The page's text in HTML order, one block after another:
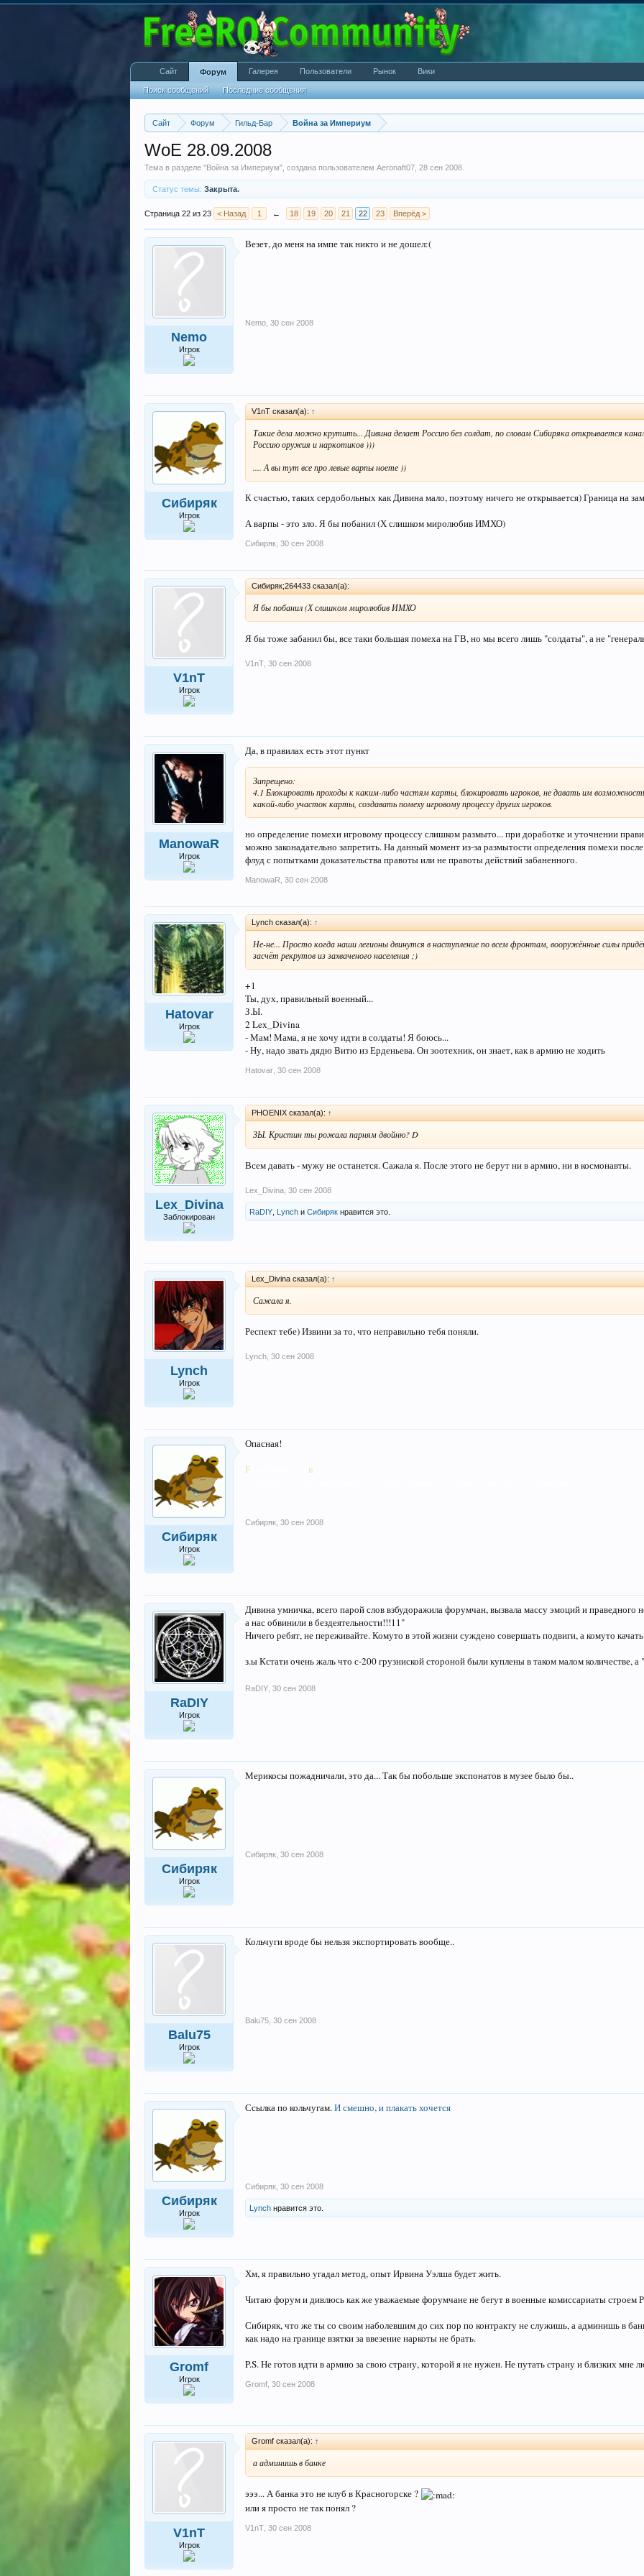
Сайт Форум Гильд-Бар Война за Империум
WoE 28.09.2008
Тема в разделе "Война за Империум", создана пользователем Aeronaft07 28 сен 2008
Статус темы: Закрыта.
Страница 22 из 23 < Назад 1 ← 18 19 20 21 22 23 Вперёд >
Nemo
Игрок
Везет, до меня на импе так никто и не дошел:(
Nemo 30 сен 2008
Сибиряк
Игрок
V1nT сказал(а): ↑
Такие дела можно крутить... Дивина делает Россию без солдат, по словам Сибиряка открывается
Россию оружия и наркотиков )))
.... А вы тут все про левые варпы ноете ))
К счастью, таких сердобольных как Дивина мало, поэтому ничего не открывается) Граница на
А варпы - это зло. Я бы побанил (Х слишком миролюбив ИМХО)
Сибиряк 30 сен 2008
V1nT
Игрок
Сибиряк;264433 сказал(а):
Я бы побанил (Х слишком миролюбив ИМХО
Я бы тоже забанил бы, все таки большая помеха на ГВ, но мы всего лишь "солдаты", а не
V1nT 30 сен 2008
ManowaR
Игрок
Да, в правилах есть этот пункт
Запрещено:
4.1 Блокировать проходы к каким-либо частям карты, блокировать игроков, не давать им
какой-либо участок карты, создавать помеху игровому процессу других игроков.
но определение помехи игровому процессу слишком размыто... при доработке и уточнении
можно законадательно запретить. На данный момент из-за размытости определения помехи
флуд с попытками доказательства правоты или не правоты действий забаненного.
ManowaR 30 сен 2008
Hatovar
Игрок
Lynch сказал(а): ↑
Не-не... Просто когда наши легионы двинутся в наступление по всем фронтам, вооружённые силы
засчёт рекрутов из захваченого населения ;)
+1
Ты, дух, правильный военный...
З.Ы.
2 Lex_Divina
- Мам! Мама, я не хочу идти в солдаты! Я боюсь...
- Ну, надо звать дядю Витю из Ерденьева. Он зоотехник, он знает, как в армию не ходить
Hatovar 30 сен 2008
Lex_Divina
Заблокирован
PHOENIX сказал(а): ↑
ЗЫ. Кристин ты рожала парням двойню? D
Всем давать - мужу не останется. Сажала я. После этого не берут ни в армию, ни в космонавты.
Lex_Divina 30 сен 2008
RaDIY Lynch и Сибиряк нравится это.
Lynch
Игрок
Lex_Divina сказал(а): ↑
Сажала я.
Респект тебе) Извини за то, что неправильно тебя поняли.
Lynch 30 сен 2008
Сибиряк
Игрок
Опасная!
F
n
Сибиряк 30 сен 2008
RaDIY
Игрок
Дивина умничка, всего парой слов взбудоражила форумчан, вызвала массу эмоций и праведного
а нас обвинили в бездеятельности!!!11"
Ничего ребят, не переживайте. Комуто в этой жизни суждено совершать подвиги, а комуто
з.ы Кстати очень жаль что с-200 грузниской стороной были куплены в таком малом количестве,
RaDIY 30 сен 2008
Сибиряк
Игрок
Мерикосы пожадничали, это да... Так бы побольше экспонатов в музее было бы..
Сибиряк 30 сен 2008
Balu75
Игрок
Кольчуги вроде бы нельзя экспортировать вообще..
Balu75 30 сен 2008
Сибиряк
Игрок
Ссылка по кольчугам.И смешно, и плакать хочется
Сибиряк 30 сен 2008
Lynch нравится это.
Gromf
Игрок
Хм, я правильно угадал метод, опыт Ирвина Уэлша будет жить.
Читаю форум и дивлюсь как же уважаемые форумчане не бегут в военные комиссариаты строем
Сибиряк, что же ты со своим наболевшим до сих пор по контракту не служишь, а админишь в
как надо на границе взятки за ввезение наркоты не брать.
P.S. Не готов идти в армию за свою страну, которой я не нужен. Не путать страну и близких мне
Gromf 30 сен 2008
V1nT
Игрок
Gromf сказал(а): ↑
а админишь в банке
эээ... А банка это не клуб в Красногорске ?
или я просто не так понял ?
V1nT 30 сен 2008
Сайт Форум
Поиск сообщений Последние сообщения
Галерея Пользователи Рынок Вики